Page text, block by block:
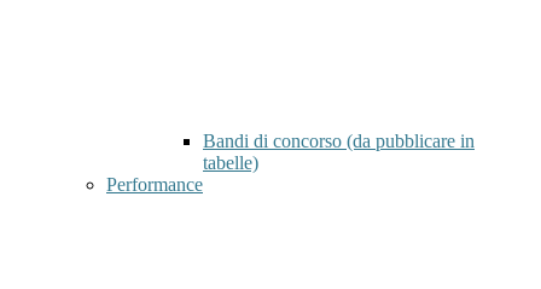
Bandi di concorso (da pubblicare in
tabelle)
Performance